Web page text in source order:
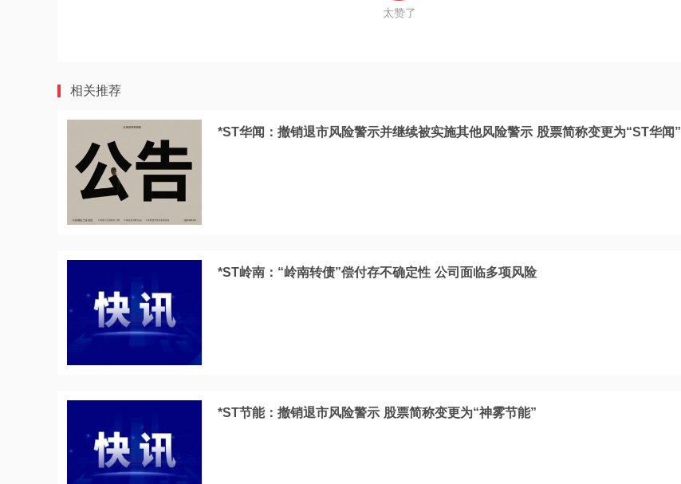
太赞了
相关推荐
*ST华闻：撤销退市风险警示并继续被实施其他风险警示 股票简称变更为“ST华闻”
*ST岭南：“岭南转债”偿付存不确定性 公司面临多项风险
*ST节能：撤销退市风险警示 股票简称变更为“神雾节能”